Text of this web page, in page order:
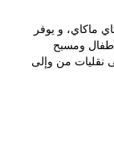
ماكاي، و يوفر
ومسبح
نقليات من وإلى